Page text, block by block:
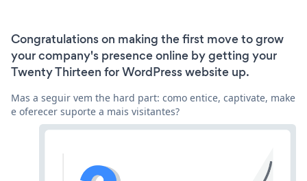
Congratulations on making the first move to grow
your company's presence online by getting your
Twenty Thirteen for WordPress website up.
Mas a seguir vem the hard part: como entice, captivate, make
e oferecer suporte a mais visitantes?